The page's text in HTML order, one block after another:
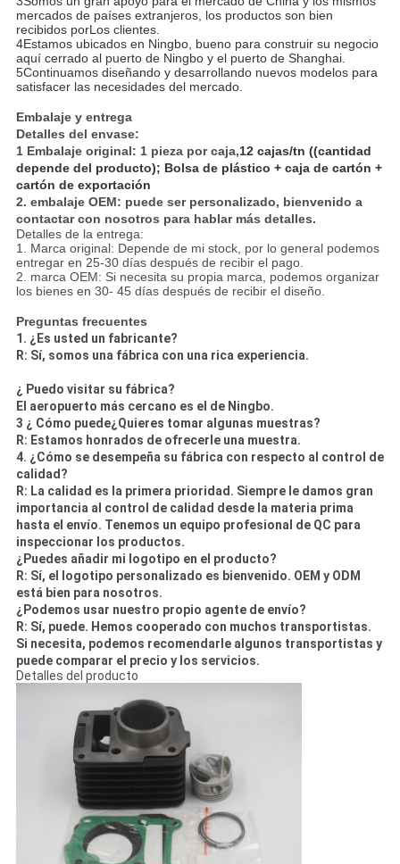
mercados de países extranjeros, los productos son bien
recibidos porLos clientes.
4Estamos ubicados en Ningbo, bueno para construir su negocio
aquí cerrado al puerto de Ningbo y el puerto de Shanghai.
5Continuamos diseñando y desarrollando nuevos modelos para
satisfacer las necesidades del mercado.
Embalaje y entrega
Detalles del envase:
1 Embalaje original: 1 pieza por caja,12 cajas/tn ((cantidad
depende del producto); Bolsa de plástico + caja de cartón +
cartón de exportación
2. embalaje OEM: puede ser personalizado, bienvenido a
contactar con nosotros para hablar más detalles.
Detalles de la entrega:
1. Marca original: Depende de mi stock, por lo general podemos
entregar en 25-30 días después de recibir el pago.
2. marca OEM: Si necesita su propia marca, podemos organizar
los bienes en 30- 45 días después de recibir el diseño.
Preguntas frecuentes
1. ¿Es usted un fabricante?
R: Sí, somos una fábrica con una rica experiencia.
¿ Puedo visitar su fábrica?
El aeropuerto más cercano es el de Ningbo.
3 ¿ Cómo puede¿Quieres tomar algunas muestras?
R: Estamos honrados de ofrecerle una muestra.
4. ¿Cómo se desempeña su fábrica con respecto al control de
calidad?
R: La calidad es la primera prioridad. Siempre le damos gran
importancia al control de calidad desde la materia prima
hasta el envío. Tenemos un equipo profesional de QC para
inspeccionar los productos.
¿Puedes añadir mi logotipo en el producto?
R: Sí, el logotipo personalizado es bienvenido. OEM y ODM
está bien para nosotros.
¿Podemos usar nuestro propio agente de envío?
R: Sí, puede. Hemos cooperado con muchos transportistas.
Si necesita, podemos recomendarle algunos transportistas y
puede comparar el precio y los servicios.
Detalles del producto